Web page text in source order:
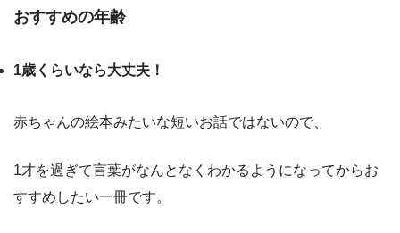
おすすめの年齢
1歳くらいなら大丈夫！
赤ちゃんの絵本みたいな短いお話ではないので、
1才を過ぎて言葉がなんとなくわかるようになってからお
すすめしたい一冊です。